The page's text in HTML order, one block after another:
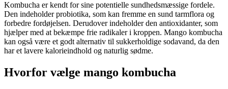
Kombucha er kendt for sine potentielle sundhedsmæssige fordele.
Den indeholder probiotika, som kan fremme en sund tarmflora og
forbedre fordøjelsen. Derudover indeholder den antioxidanter, som
hjælper med at bekæmpe frie radikaler i kroppen. Mango kombucha
kan også være et godt alternativ til sukkerholdige sodavand, da den
har et lavere kalorieindhold og naturlig sødme.
Hvorfor vælge mango kombucha